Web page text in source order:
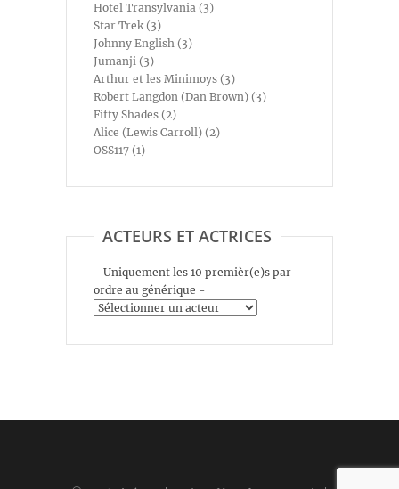
Hotel Transylvania (3)
Star Trek (3)
Johnny English (3)
Jumanji (3)
Arthur et les Minimoys (3)
Robert Langdon (Dan Brown) (3)
Fifty Shades (2)
Alice (Lewis Carroll) (2)
OSS117 (1)
ACTEURS ET ACTRICES
- Uniquement les 10 premièr(e)s par
ordre au générique -